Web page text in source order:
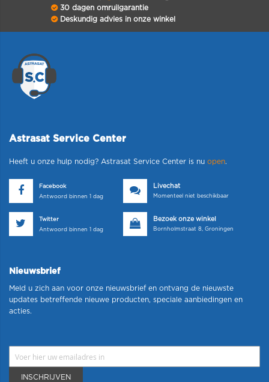
30 dagen omruilgarantie
Deskundig advies in onze winkel
Astrasat Service Center
Heeft u onze hulp nodig? Astrasat Service Center is nu open.
Facebook
Antwoord binnen 1 dag
Livechat
Momenteel niet beschikbaar
Twitter
Antwoord binnen 1 dag
Bezoek onze winkel
Bornholmstraat 8, Groningen
Nieuwsbrief
Meld u zich aan voor onze nieuwsbrief en ontvang de nieuwste
updates betreffende nieuwe producten, speciale aanbiedingen en
acties.
INSCHRIJVEN